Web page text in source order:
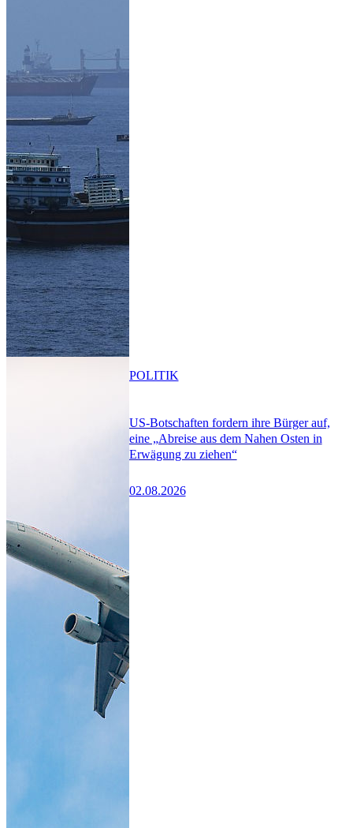
US-Botschaften fordern ihre Bürger auf,
eine „Abreise aus dem Nahen Osten in
Erwägung zu ziehen“
02.08.2026
POLITIK